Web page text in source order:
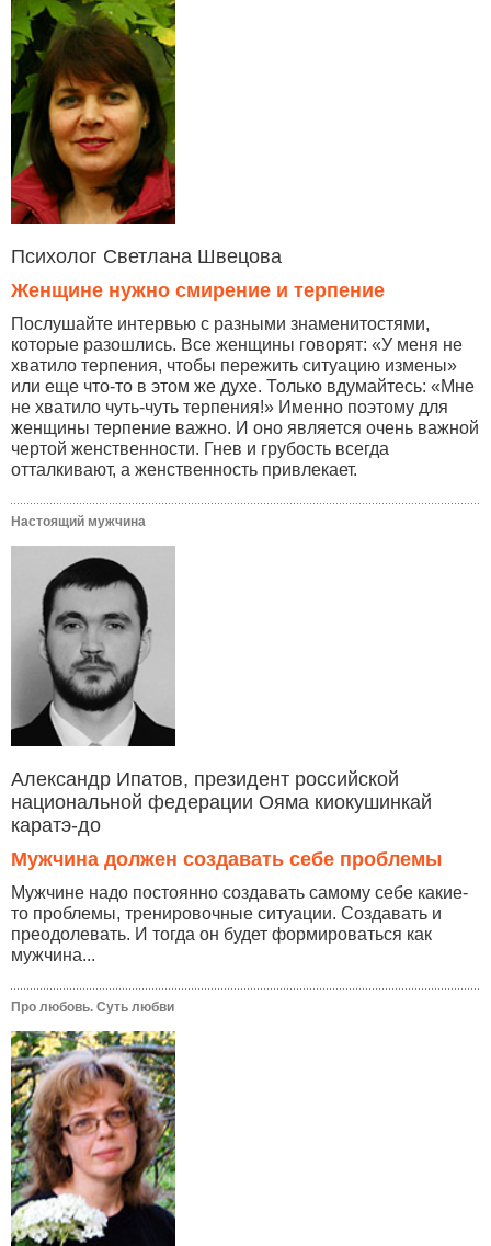
Психолог Светлана Швецова
Женщине нужно смирение и терпение
Послушайте интервью с разными знаменитостями,
которые разошлись. Все женщины говорят: «У меня не
хватило терпения, чтобы пережить ситуацию измены»
или еще что-то в этом же духе. Только вдумайтесь: «Мне
не хватило чуть-чуть терпения!» Именно поэтому для
женщины терпение важно. И оно является очень важной
чертой женственности. Гнев и грубость всегда
отталкивают, а женственность привлекает.
Настоящий мужчина
Александр Ипатов, президент российской
национальной федерации Ояма киокушинкай
каратэ-до
Мужчина должен создавать себе проблемы
Мужчине надо постоянно создавать самому себе какие-
то проблемы, тренировочные ситуации. Создавать и
преодолевать. И тогда он будет формироваться как
мужчина...
Про любовь. Суть любви